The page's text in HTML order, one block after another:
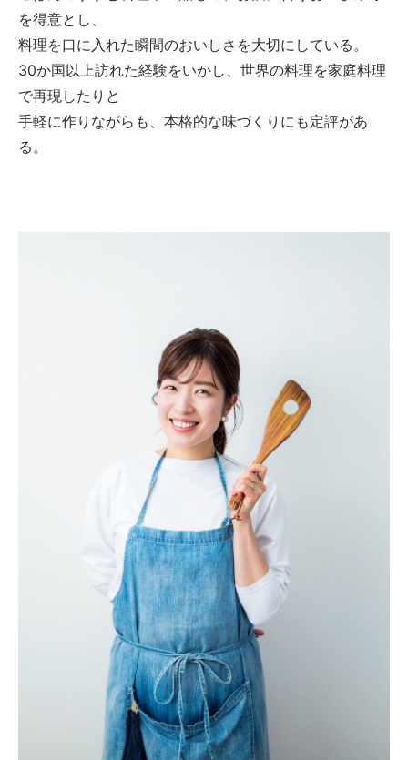
を得意とし、
料理を口に入れた瞬間のおいしさを大切にしている。
30か国以上訪れた経験をいかし、世界の料理を家庭料理
で再現したりと
手軽に作りながらも、本格的な味づくりにも定評があ
る。